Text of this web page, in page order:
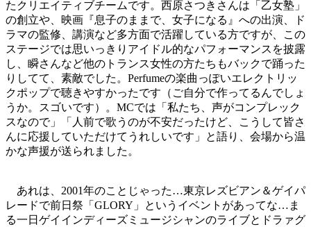
たクリエイティブチームです。西原さつきさんは「乙女塾」
の創立や、映画『息子のままで、女子になる』への出演、ド
ラマの監修、講演など多方面で活躍している方ですが、この
ステージでは思いっきりアイドル的なパフォーマンスを披露
し、瞬さんなど他のトランス女性の方たちもバックで踊った
りしてて、素敵でした。Perfumeの楽曲っぽいエレクトリッ
クポップで聴きやすかったです（ご自分で作ってるんでしょ
うか。スゴいです）。MCでは「私たち、声がコンプレック
スなので」「人前で歌うのが不安だったけど、こうして皆さ
んに応援していただけてうれしいです」と語り、会場から温
かな声援が送られました。
あれは、2001年のことじゃった…東京レズビアン＆ゲイパ
レードで前日祭「GLORY」というイベントがあってな…ま
る一日ゲイインディーズミュージシャンのライブとドラァグ